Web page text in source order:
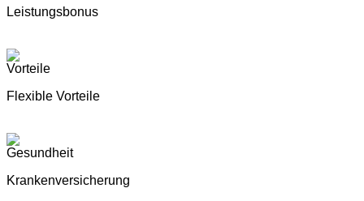
Leistungsbonus
Flexible Vorteile
Krankenversicherung